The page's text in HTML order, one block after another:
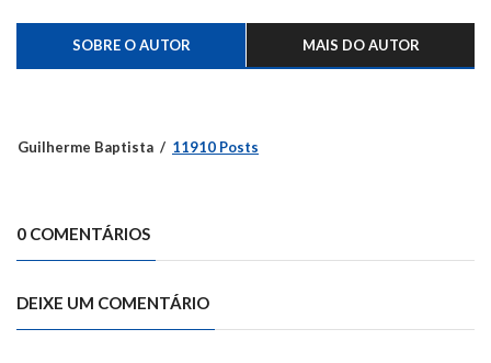
SOBRE O AUTOR MAIS DO AUTOR
Guilherme Baptista 11910 Posts
0 COMENTÁRIOS
DEIXE UM COMENTÁRIO